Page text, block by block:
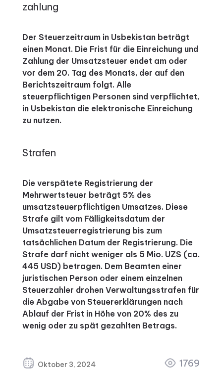
zahlung
Der Steuerzeitraum in Usbekistan beträgt
einen Monat. Die Frist für die Einreichung und
Zahlung der Umsatzsteuer endet am oder
vor dem 20. Tag des Monats, der auf den
Berichtszeitraum folgt. Alle
steuerpflichtigen Personen sind verpflichtet,
in Usbekistan die elektronische Einreichung
zu nutzen.
Strafen
Die verspätete Registrierung der
Mehrwertsteuer beträgt 5% des
umsatzsteuerpflichtigen Umsatzes. Diese
Strafe gilt vom Fälligkeitsdatum der
Umsatzsteuerregistrierung bis zum
tatsächlichen Datum der Registrierung. Die
Strafe darf nicht weniger als 5 Mio. UZS (ca.
445 USD) betragen. Dem Beamten einer
juristischen Person oder einem einzelnen
Steuerzahler drohen Verwaltungsstrafen für
die Abgabe von Steuererklärungen nach
Ablauf der Frist in Höhe von 20% des zu
wenig oder zu spät gezahlten Betrags.
Oktober 3, 2024 1769